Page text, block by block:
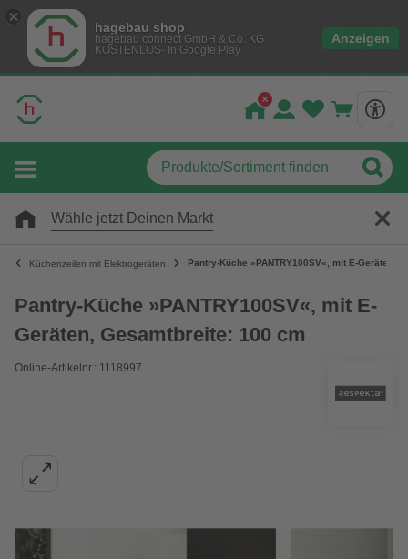
hagebau shop
hagebau connect GmbH & Co. KG
KOSTENLOS- In Google Play
Anzeigen
Wähle jetzt Deinen Markt
Küchenzeilen mit Elektrogeräten Pantry-Küche »PANTRY100SV«, mit E-Geräten,
Pantry-Küche »PANTRY100SV«, mit E-
Geräten, Gesamtbreite: 100 cm
Online-Artikelnr.: 1118997